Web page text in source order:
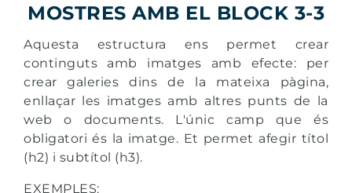
MOSTRES AMB EL BLOCK 3-3
Aquesta estructura ens permet crear
continguts amb imatges amb efecte: per
crear galeries dins de la mateixa pàgina,
enllaçar les imatges amb altres punts de la
web o documents. L'únic camp que és
obligatori és la imatge. Et permet afegir títol
(h2) i subtítol (h3).
EXEMPLES: